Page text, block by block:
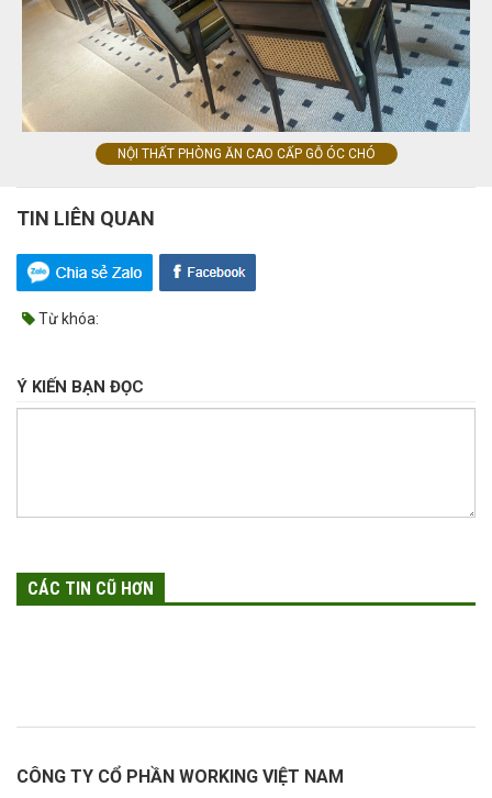
NỘI THẤT PHÒNG ĂN CAO CẤP GỖ ÓC CHÓ
TIN LIÊN QUAN
Từ khóa:
Ý KIẾN BẠN ĐỌC
CÁC TIN CŨ HƠN
CÔNG TY CỔ PHẦN WORKING VIỆT NAM